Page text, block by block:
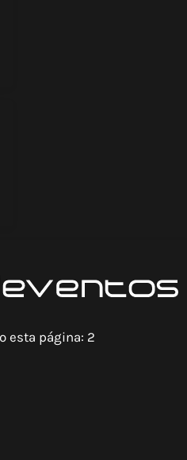
esta página: 2